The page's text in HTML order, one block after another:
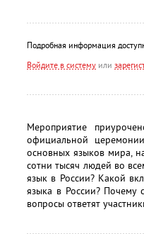
Подробная информация
Войдите в систему или
Мероприятие
официальной
основных языков мира,
сотни тысяч людей во
язык в России? Какой
языка в России? Почему
вопросы ответят